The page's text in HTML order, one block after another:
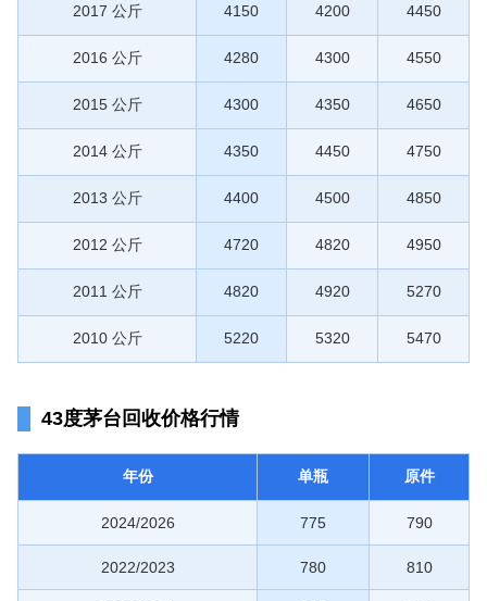
2017 公斤 4150 4200 4450
2016 公斤 4280 4300 4550
2015 公斤 4300 4350 4650
2014 公斤 4350 4450 4750
2013 公斤 4400 4500 4850
2012 公斤 4720 4820 4950
2011 公斤 4820 4920 5270
2010 公斤 5220 5320 5470
43度茅台回收价格行情
年份 单瓶 原件
2024/2026 775 790
2022/2023 780 810